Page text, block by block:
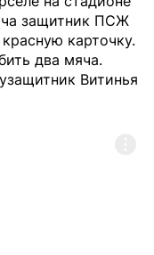
защитник ПСЖ
карточку.
два мяча.
Витинья